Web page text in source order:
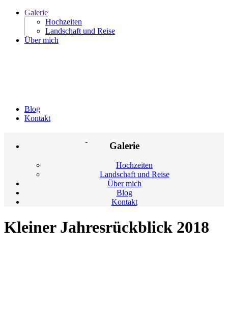
Galerie
Hochzeiten
Landschaft und Reise
Über mich
Blog
Kontakt
Galerie
Hochzeiten
Landschaft und Reise
Über mich
Blog
Kontakt
Kleiner Jahresrückblick 2018